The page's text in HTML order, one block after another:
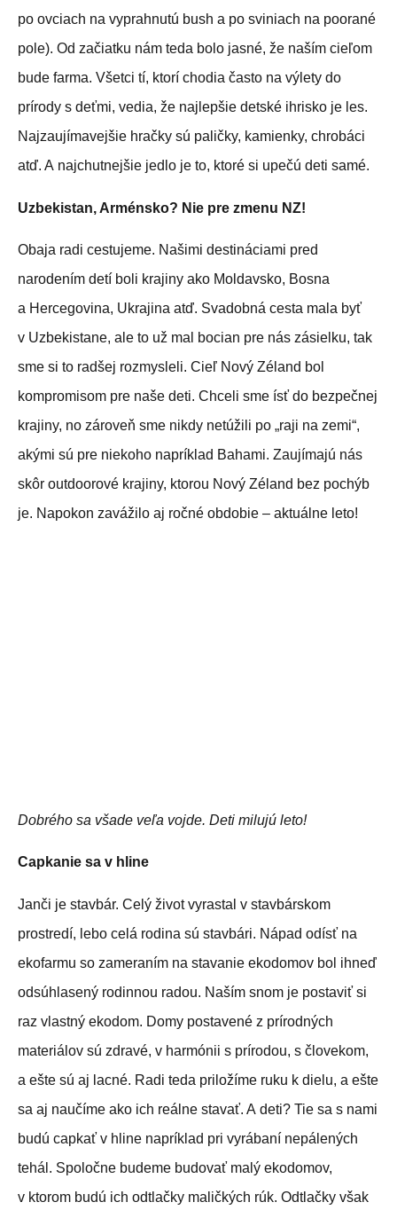
po ovciach na vyprahnutú bush a po sviniach na poorané
pole). Od začiatku nám teda bolo jasné, že naším cieľom
bude farma. Všetci tí, ktorí chodia často na výlety do
prírody s deťmi, vedia, že najlepšie detské ihrisko je les.
Najzaujímavejšie hračky sú paličky, kamienky, chrobáci
atď. A najchutnejšie jedlo je to, ktoré si upečú deti samé.
Uzbekistan, Arménsko? Nie pre zmenu NZ!
Obaja radi cestujeme. Našimi destináciami pred
narodením detí boli krajiny ako Moldavsko, Bosna
a Hercegovina, Ukrajina atď. Svadobná cesta mala byť
v Uzbekistane, ale to už mal bocian pre nás zásielku, tak
sme si to radšej rozmysleli. Cieľ Nový Zéland bol
kompromisom pre naše deti. Chceli sme ísť do bezpečnej
krajiny, no zároveň sme nikdy netúžili po „raji na zemi“,
akými sú pre niekoho napríklad Bahami. Zaujímajú nás
skôr outdoorové krajiny, ktorou Nový Zéland bez pochýb
je. Napokon zavážilo aj ročné obdobie – aktuálne leto!
Dobrého sa všade veľa vojde. Deti milujú leto!
Capkanie sa v hline
Janči je stavbár. Celý život vyrastal v stavbárskom
prostredí, lebo celá rodina sú stavbári. Nápad odísť na
ekofarmu so zameraním na stavanie ekodomov bol ihneď
odsúhlasený rodinnou radou. Naším snom je postaviť si
raz vlastný ekodom. Domy postavené z prírodných
materiálov sú zdravé, v harmónii s prírodou, s človekom,
a ešte sú aj lacné. Radi teda priložíme ruku k dielu, a ešte
sa aj naučíme ako ich reálne stavať. A deti? Tie sa s nami
budú capkať v hline napríklad pri vyrábaní nepálených
tehál. Spoločne budeme budovať malý ekodomov,
v ktorom budú ich odtlačky maličkých rúk. Odtlačky však